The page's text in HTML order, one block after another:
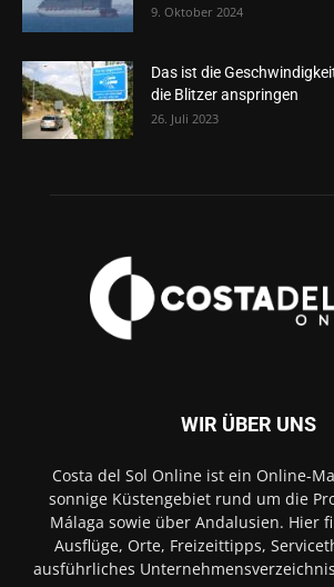
9. Oktober 2024
Das ist die
die Blitzer anspringen
26. Juli 2023
WIR ÜBER UNS
Costa del Sol Online ist ein Online-
sonnige Küstengebiet rund um die
Málaga sowie über Andalusien. Hier
Ausflüge, Orte, Freizeittipps,
ausführliches